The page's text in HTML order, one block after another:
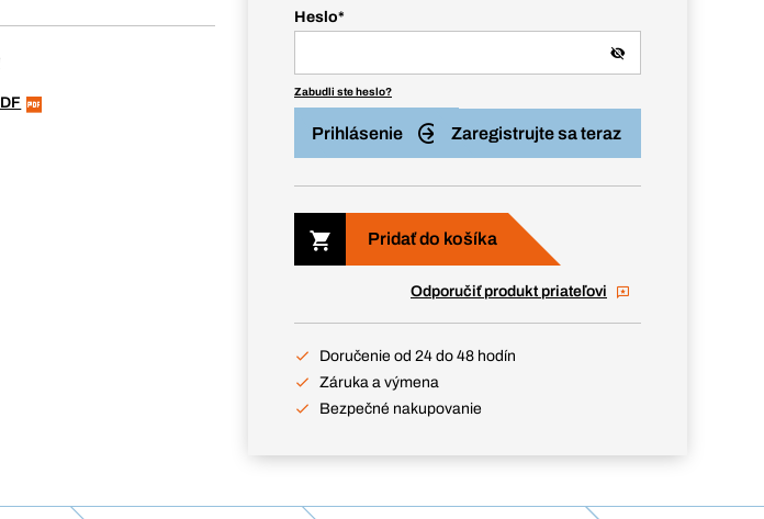
Heslo*
Zabudli ste heslo?
Prihlásenie Zaregistrujte sa teraz
Pridať do košíka
Odporučiť produkt priateľovi
Doručenie od 24 do 48 hodín
Záruka a výmena
Bezpečné nakupovanie